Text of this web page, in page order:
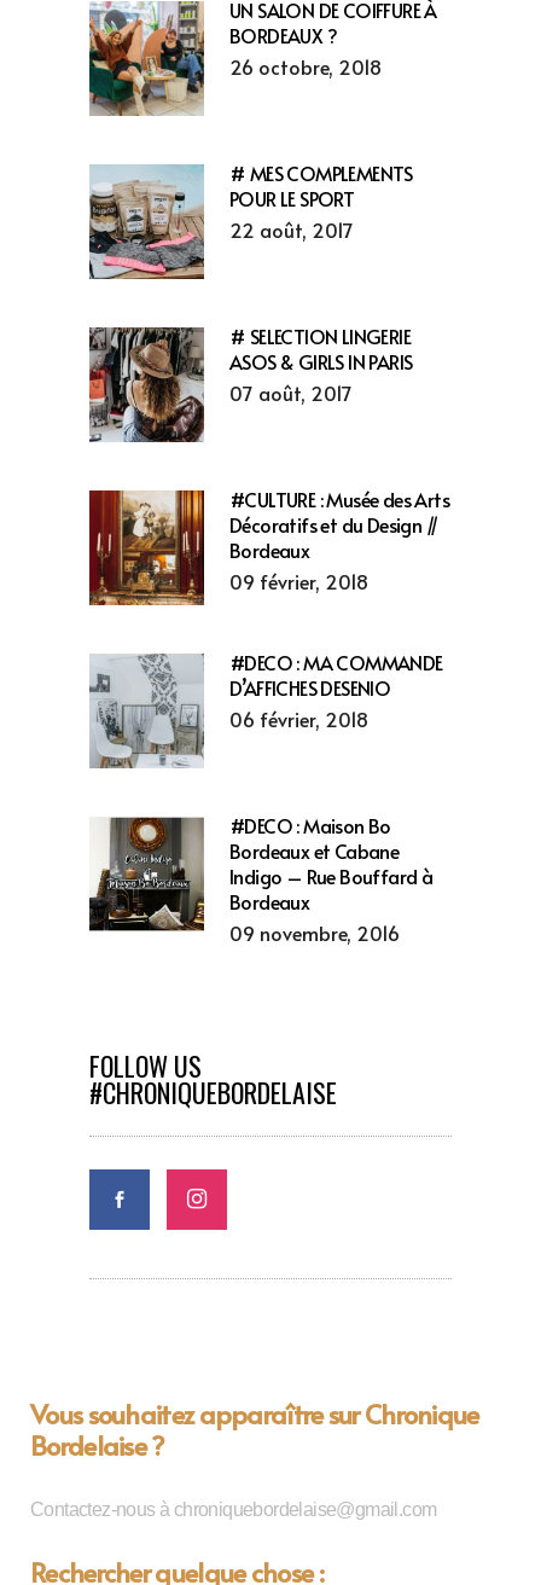
UN SALON DE COIFFURE À
BORDEAUX ?
26 octobre, 2018
# MES COMPLEMENTS
POUR LE SPORT
22 août, 2017
# SELECTION LINGERIE
ASOS & GIRLS IN PARIS
07 août, 2017
#CULTURE : Musée des Arts
Décoratifs et du Design //
Bordeaux
09 février, 2018
#DECO : MA COMMANDE
D’AFFICHES DESENIO
06 février, 2018
#DECO : Maison Bo
Bordeaux et Cabane
Indigo – Rue Bouffard à
Bordeaux
09 novembre, 2016
FOLLOW US
#CHRONIQUEBORDELAISE
Vous souhaitez apparaître sur Chronique
Bordelaise ?
Contactez-nous à chroniquebordelaise@gmail.com
Rechercher quelque chose :